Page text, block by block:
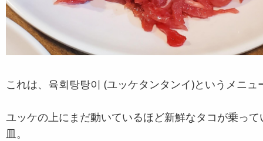
これは、육회탕탕이 (ユッケタンタンイ)というメニュ
ユッケの上にまだ動いているほど新鮮なタコが乗って
皿。